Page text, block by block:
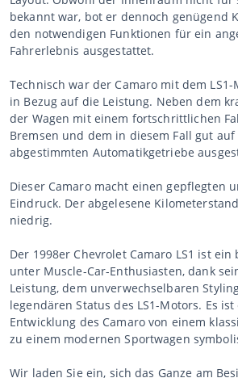
bekannt war, bot er dennoch genügend
den notwendigen Funktionen für ein
Fahrerlebnis ausgestattet.
Technisch war der Camaro mit dem
in Bezug auf die Leistung. Neben dem
der Wagen mit einem fortschrittlichen
Bremsen und dem in diesem Fall gut
abgestimmten Automatikgetriebe
Dieser Camaro macht einen gepflegten
Eindruck. Der abgelesene
niedrig.
Der 1998er Chevrolet Camaro LS1 ist
unter Muscle-Car-Enthusiasten, dank
Leistung, dem unverwechselbaren
legendären Status des LS1-Motors. Es
Entwicklung des Camaro von einem
zu einem modernen Sportwagen
Wir laden Sie ein, sich das Ganze am